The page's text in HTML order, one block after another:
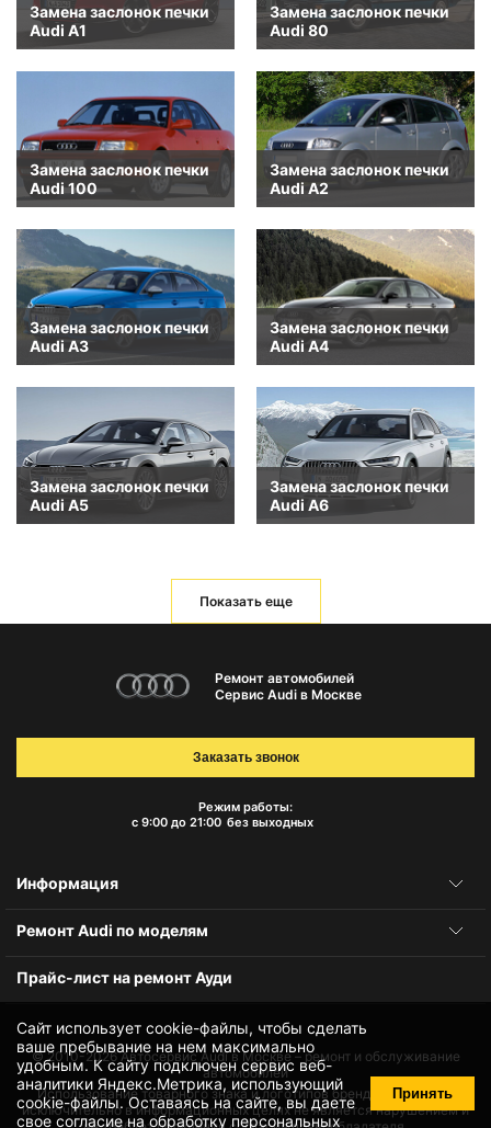
Замена заслонок печки
Audi A1
Замена заслонок печки
Audi 80
Замена заслонок печки
Audi 100
Замена заслонок печки
Audi A2
Замена заслонок печки
Audi A3
Замена заслонок печки
Audi A4
Замена заслонок печки
Audi A5
Замена заслонок печки
Audi A6
Показать еще
Сайт использует cookie-файлы, чтобы сделать
ваше пребывание на нем максимально
удобным. К cайту подключен сервис веб-
аналитики Яндекс.Метрика, использующий
cookie-файлы. Оставаясь на сайте, вы даете
своесогласие на обработку персональных
Принять
Ремонт автомобилей
Сервис Audi в Москве
Режим работы:
с 9:00 до 21:00 без выходных
Заказать звонок
Информация
Ремонт Audi по моделям
Прайс-лист на ремонт Ауди
© 2010-2026Автосервис Audi в Москве – ремонт и обслуживание
автомобилей
Использование товарного знака и логотипов бренда происходит
исключительно в информационных целях не является нарушением и